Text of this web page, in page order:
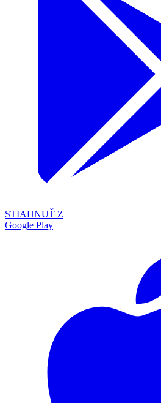
STIAHNUŤ Z
Google Play